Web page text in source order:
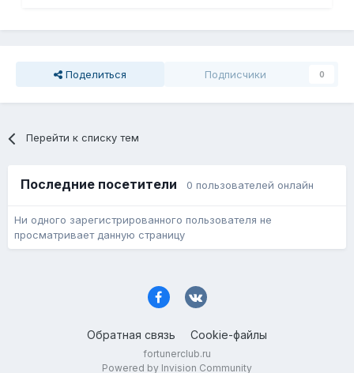
Поделиться Подписчики 0
Перейти к списку тем
Последние посетители 0 пользователей онлайн
Ни одного зарегистрированного пользователя не
просматривает данную страницу
Обратная связь Cookie-файлы
fortunerclub.ru
Powered by Invision Community